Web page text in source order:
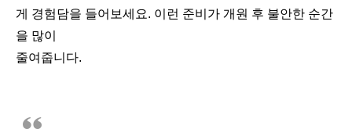
게 경험담을 들어보세요. 이런 준비가 개원 후 불안한 순간
을 많이
줄여줍니다.